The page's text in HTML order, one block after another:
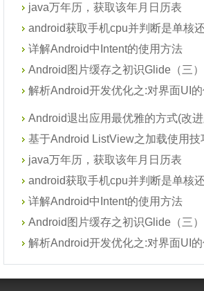
java万年历，获取该年月日历表
android获取手机cpu并判断是单核
详解Android中Intent的使用方法
Android图片缓存之初识Glide（三）
解析Android开发优化之:对界面UI
Android退出应用最优雅的方式(改
基于Android ListView之加载使用技
java万年历，获取该年月日历表
android获取手机cpu并判断是单核
详解Android中Intent的使用方法
Android图片缓存之初识Glide（三）
解析Android开发优化之:对界面UI